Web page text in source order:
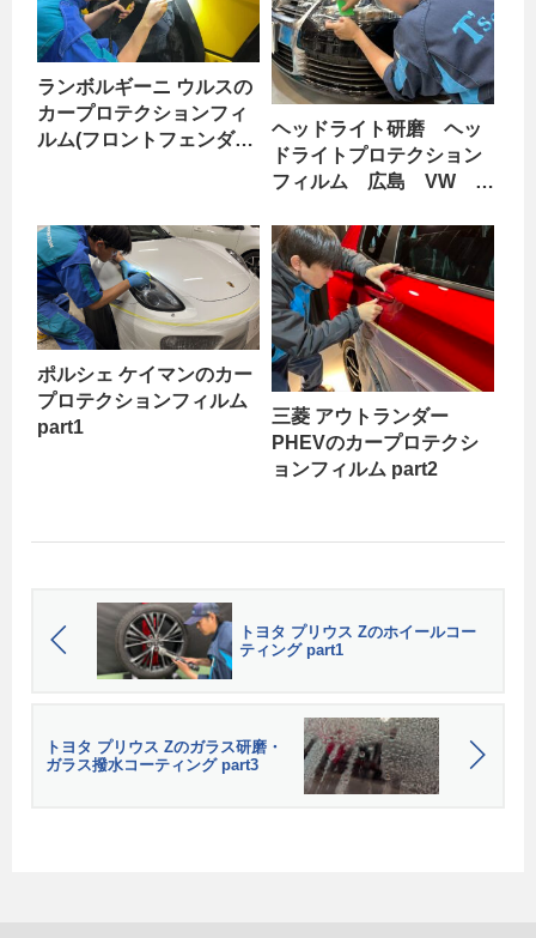
ランボルギーニ ウルスの
カープロテクションフィ
ルム(フロントフェンダー
ヘッドライト研磨 ヘッ
ドライトプロテクション
フィルム 広島 VW ゴ
ポルシェ ケイマンのカー
プロテクションフィルム
part1
三菱 アウトランダー
PHEVのカープロテクシ
ョンフィルム part2
トヨタ プリウス Zのホイールコー
ティング part1
トヨタ プリウス Zのガラス研磨・
ガラス撥水コーティング part3